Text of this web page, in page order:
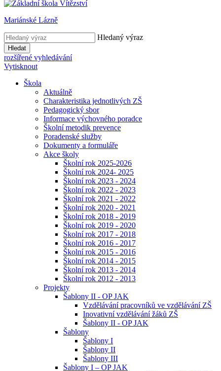
Mariánské Lázně
Hledaný výraz
Hledat
rozšířené vyhledávání
Vytisknout
Škola
Aktuálně
Charakteristika jednotlivých ZŠ
Pedagogický sbor
Informace výchovného poradce
Školní metodik prevence
Poradenské služby
Dokumenty a formuláře
Akce školy
Školní rok 2025-2026
Školní rok 2024- 2025
Školní rok 2023 - 2024
Školní rok 2022 - 2023
Školní rok 2021 - 2022
Školní rok 2020 - 2021
Školní rok 2018 - 2019
Školní rok 2019 - 2020
Školní rok 2017 - 2018
Školní rok 2016 - 2017
Školní rok 2015 - 2016
Školní rok 2014 - 2015
Školní rok 2013 - 2014
Školní rok 2012 - 2013
Projekty
Šablony II - OP JAK
Vzdělávání pracovníků ve vzdělávání ZŠ
Inovativní vzdělávání žáků ZŠ
Šablony II - OP JAK
Šablony
Šablony I
Šablony II
Šablony III
Šablony I – OP JAK